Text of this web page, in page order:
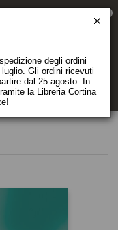
degli ordini
Gli ordini ricevuti
dal 25 agosto. In
la Libreria Cortina